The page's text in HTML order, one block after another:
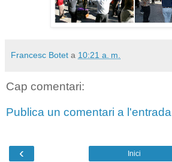
Francesc Botet a 10:21 a. m.
Cap comentari:
Publica un comentari a l'entrada
‹ Inici